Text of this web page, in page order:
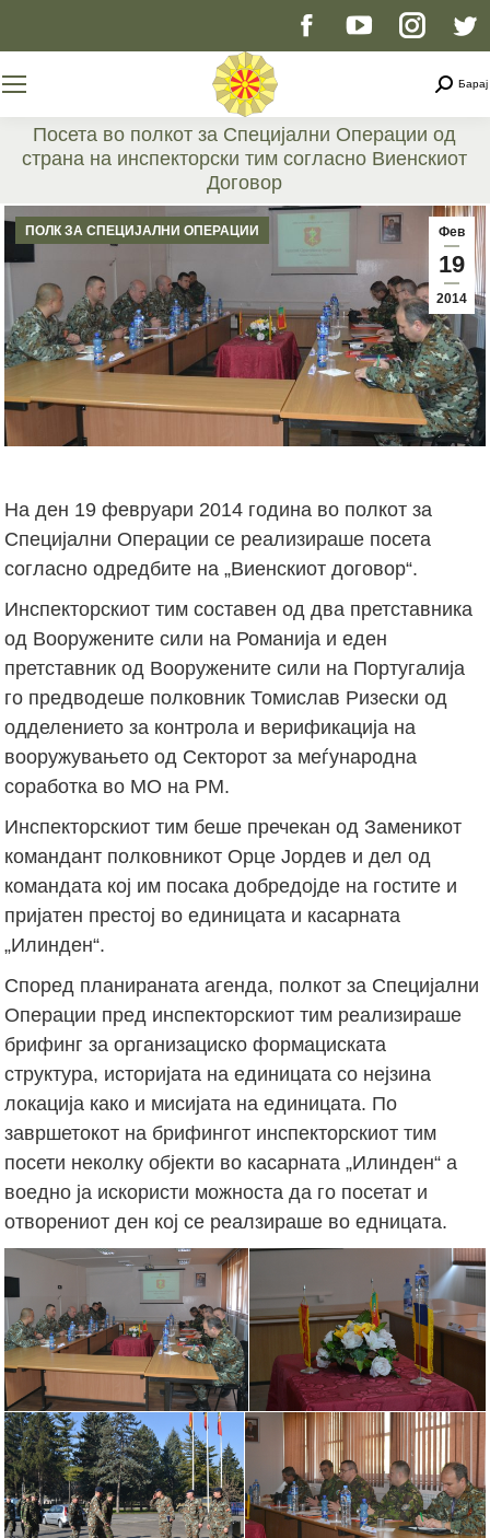
Facebook
opens
new
window
YouTube
opens
new
window
page
opens
new
window
Барај
Посета во полкот за Специјални Операции од
страна на инспекторски тим согласно Виенскиот
Договор
You are here:
Фев
19
2014
ПОЛК ЗА СПЕЦИЈАЛНИ ОПЕРАЦИИ
На ден 19 февруари 2014 година во полкот за
Специјални Операции се реализираше посета
согласно одредбите на „Виенскиот договор“.
Инспекторскиот тим составен од два претставника
од Вооружените сили на Романија и еден
претставник од Вооружените сили на Португалија
го предводеше полковник Томислав Ризески од
одделението за контрола и верификација на
вооружувањето од Секторот за меѓународна
соработка во МО на РМ.
Инспекторскиот тим беше пречекан од Заменикот
командант полковникот Орце Јордев и дел од
командата кој им посака добредојде на гостите и
пријатен престој во единицата и касарната
„Илинден“.
Според планираната агенда, полкот за Специјални
Операции пред инспекторскиот тим реализираше
брифинг за организациско формациската
структура, историјата на единицата со нејзина
локација како и мисијата на единицата. По
завршетокот на брифингот инспекторскиот тим
посети неколку објекти во касарната „Илинден“ а
воедно ја искористи можноста да го посетат и
отворениот ден кој се реалзираше во едницата.